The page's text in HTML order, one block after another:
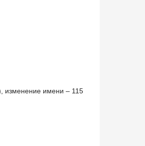
изменение имени – 115